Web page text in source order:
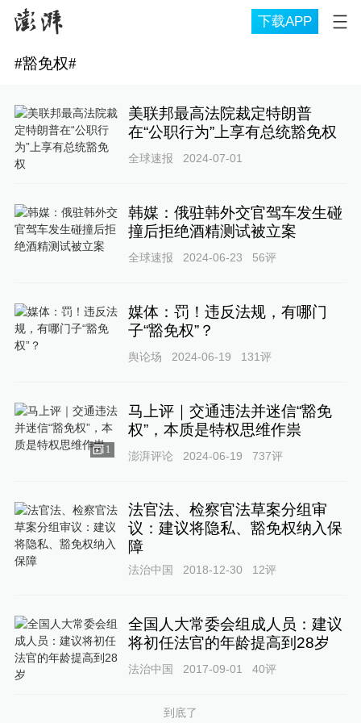
下载APP
#豁免权#
美联邦最高法院裁定特朗普
在“公职行为”上享有总统豁免权
全球速报 2024-07-01
韩媒：俄驻韩外交官驾车发生碰
撞后拒绝酒精测试被立案
全球速报 2024-06-23 56评
媒体：罚！违反法规，有哪门
子“豁免权”？
舆论场 2024-06-19 131评
1
马上评｜交通违法并迷信“豁免
权”，本质是特权思维作祟
澎湃评论 2024-06-19 737评
法官法、检察官法草案分组审
议：建议将隐私、豁免权纳入保
障
法治中国 2018-12-30 12评
全国人大常委会组成人员：建议
将初任法官的年龄提高到28岁
法治中国 2017-09-01 40评
到底了